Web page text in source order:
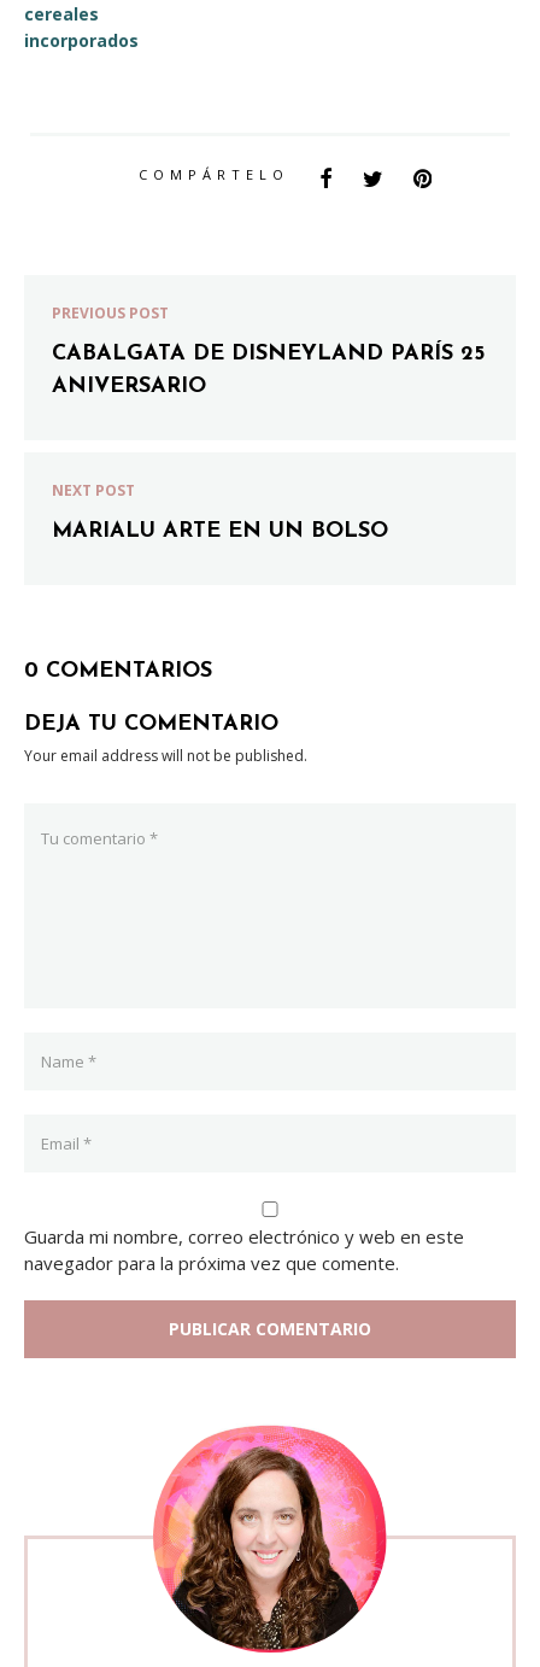
cereales
incorporados
COMPÁRTELO
PREVIOUS POST
CABALGATA DE DISNEYLAND PARÍS 25
ANIVERSARIO
NEXT POST
MARIALU ARTE EN UN BOLSO
0 COMENTARIOS
DEJA TU COMENTARIO
Your email address will not be published.
Guarda mi nombre, correo electrónico y web en este
navegador para la próxima vez que comente.